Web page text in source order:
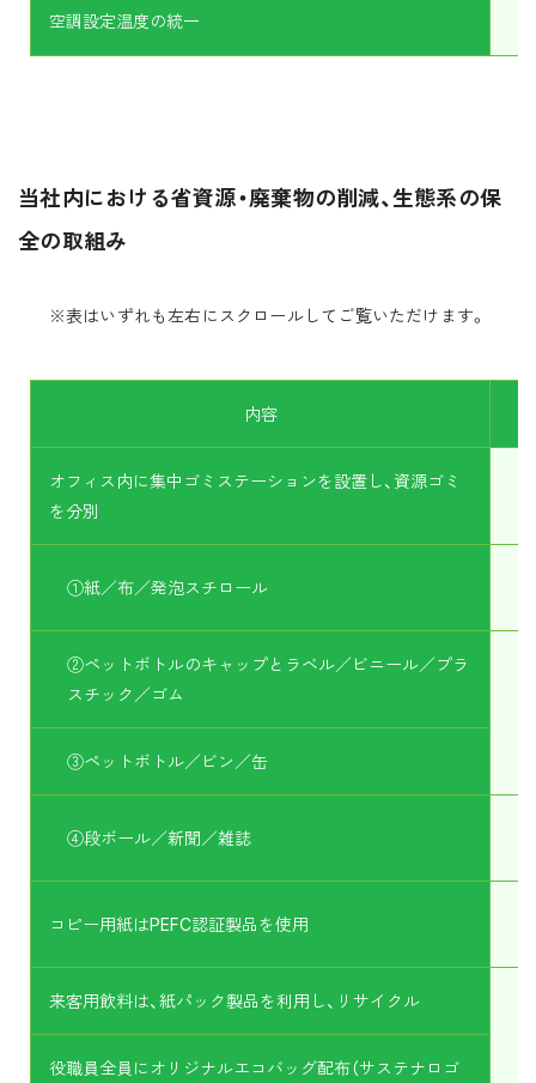
空調設定温度の統一
当社内における省資源・廃棄物の削減、生態系の保
全の取組み
※表はいずれも左右にスクロールしてご覧いただけます。
内容
オフィス内に集中ゴミステーションを設置し、資源ゴミ
を分別
①紙／布／発泡スチロール
②ペットボトルのキャップとラベル／ビニール／プラ
スチック／ゴム
③ペットボトル／ビン／缶
④段ボール／新聞／雑誌
コピー用紙はPEFC認証製品を使用
来客用飲料は、紙パック製品を利用し、リサイクル
役職員全員にオリジナルエコバッグ配布（サステナロゴ